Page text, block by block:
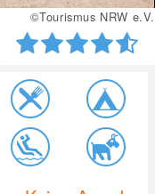
©Tourismus NRW e.V.